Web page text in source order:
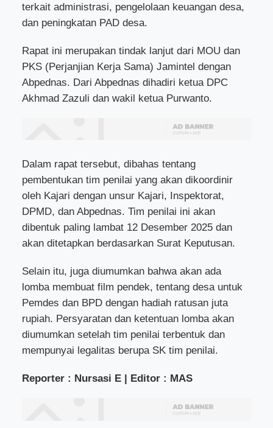
terkait administrasi, pengelolaan keuangan desa,
dan peningkatan PAD desa.
Rapat ini merupakan tindak lanjut dari MOU dan
PKS (Perjanjian Kerja Sama) Jamintel dengan
Abpednas. Dari Abpednas dihadiri ketua DPC
Akhmad Zazuli dan wakil ketua Purwanto.
Dalam rapat tersebut, dibahas tentang
pembentukan tim penilai yang akan dikoordinir
oleh Kajari dengan unsur Kajari, Inspektorat,
DPMD, dan Abpednas. Tim penilai ini akan
dibentuk paling lambat 12 Desember 2025 dan
akan ditetapkan berdasarkan Surat Keputusan.
Selain itu, juga diumumkan bahwa akan ada
lomba membuat film pendek, tentang desa untuk
Pemdes dan BPD dengan hadiah ratusan juta
rupiah. Persyaratan dan ketentuan lomba akan
diumumkan setelah tim penilai terbentuk dan
mempunyai legalitas berupa SK tim penilai.
Reporter : Nursasi E | Editor : MAS